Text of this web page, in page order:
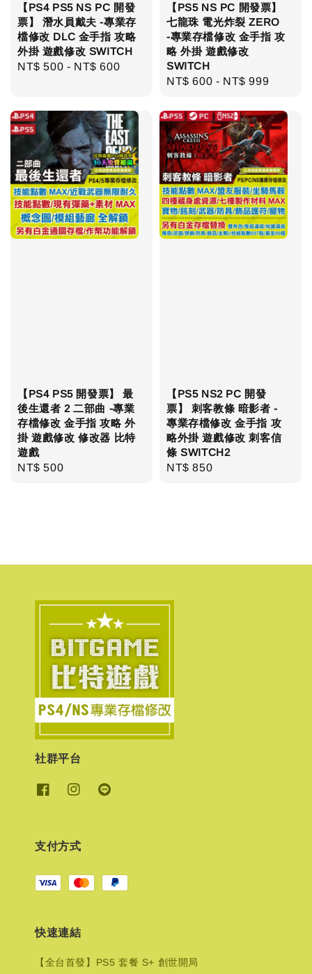
【PS4 PS5 NS PC 開發
票】 潛水員戴夫 -專業存
檔修改 DLC 金手指 攻略
外掛 遊戲修改 SWITCH
Regular
NT$ 500 - NT$ 600
【PS5 NS PC 開發票】
七龍珠 電光炸裂 ZERO
-專業存檔修改 金手指 攻
略 外掛 遊戲修改
SWITCH
Regular
NT$ 600 - NT$ 999
【PS4 PS5 開發票】 最
後生還者 2 二部曲 -專業
存檔修改 金手指 攻略 外
掛 遊戲修改 修改器 比特
遊戲
Regular
NT$ 500
【PS5 NS2 PC 開發
票】 刺客教條 暗影者 -
專業存檔修改 金手指 攻
略外掛 遊戲修改 刺客信
條 SWITCH2
Regular
NT$ 850
社群平台
支付方式
快速連結
【全台首發】PS5 套餐 S+ 創世開局